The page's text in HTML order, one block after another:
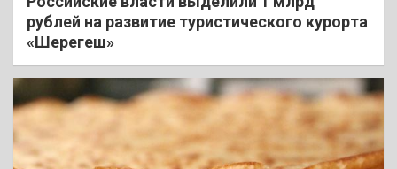
рублей на развитие туристического курорта
«Шерегеш»